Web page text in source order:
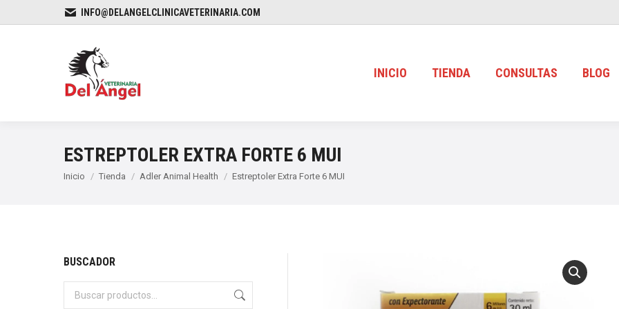
INFO@DELANGELCLINICAVETERINARIA.COM
INICIO TIENDA CONSULTAS BLOG
ESTREPTOLER EXTRA FORTE 6 MUI
Estás aquí:
Inicio Tienda Adler Animal Health Estreptoler Extra Forte 6 MUI
BUSCADOR